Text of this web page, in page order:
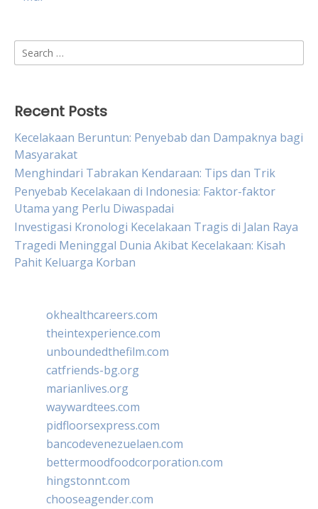
Search
for:
Recent Posts
Kecelakaan Beruntun: Penyebab dan Dampaknya bagi
Masyarakat
Menghindari Tabrakan Kendaraan: Tips dan Trik
Penyebab Kecelakaan di Indonesia: Faktor-faktor
Utama yang Perlu Diwaspadai
Investigasi Kronologi Kecelakaan Tragis di Jalan Raya
Tragedi Meninggal Dunia Akibat Kecelakaan: Kisah
Pahit Keluarga Korban
okhealthcareers.com
theintexperience.com
unboundedthefilm.com
catfriends-bg.org
marianlives.org
waywardtees.com
pidfloorsexpress.com
bancodevenezuelaen.com
bettermoodfoodcorporation.com
hingstonnt.com
chooseagender.com